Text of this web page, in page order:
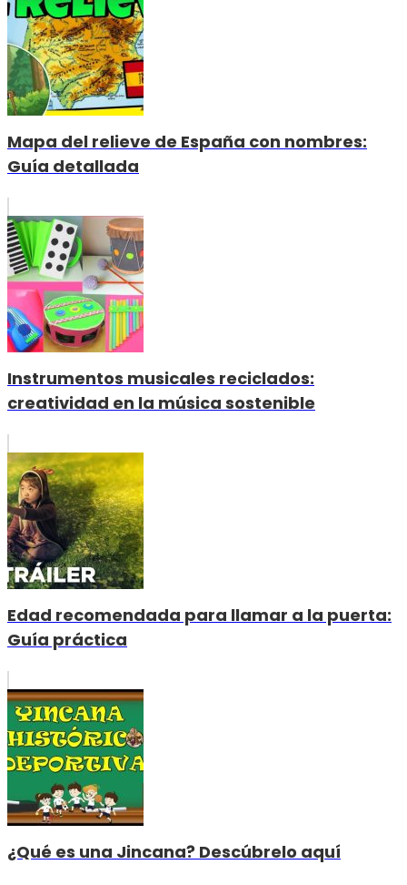
Mapa del relieve de España con nombres:
Guía detallada
Instrumentos musicales reciclados:
creatividad en la música sostenible
Edad recomendada para llamar a la puerta:
Guía práctica
¿Qué es una Jincana? Descúbrelo aquí